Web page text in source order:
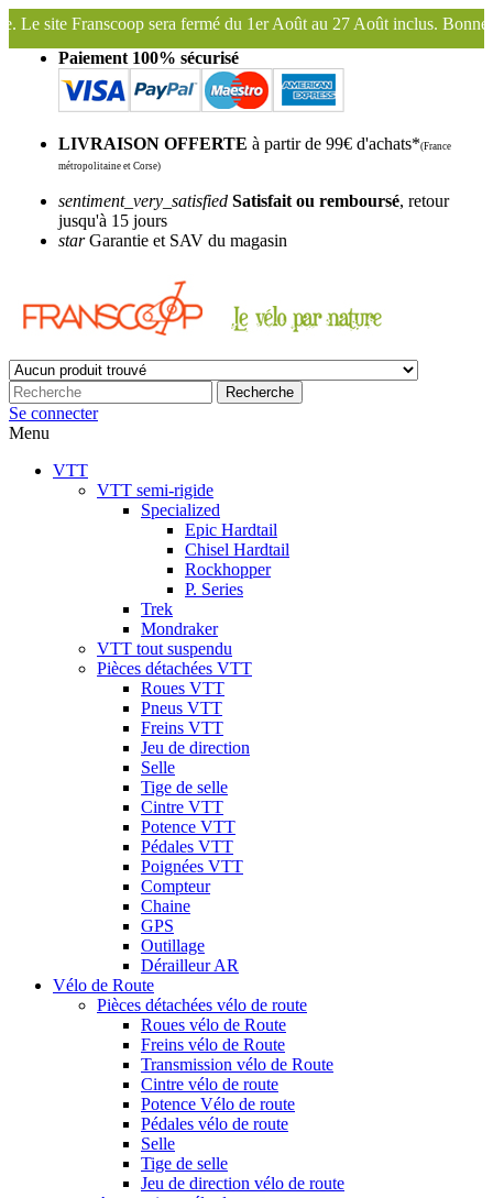
du 1er Août au 27 Août inclus. Bonnes vacances !
Franscoop, le
Paiement 100% sécurisé
LIVRAISON OFFERTE à partir de 99€ d'achats*(France
métropolitaine et Corse)
sentiment_very_satisfied Satisfait ou remboursé, retour
jusqu'à 15 jours
starGarantie et SAV du magasin
Recherche
Se connecter
Menu
VTT
VTT semi-rigide
Specialized
Epic Hardtail
Chisel Hardtail
Rockhopper
P. Series
Trek
Mondraker
VTT tout suspendu
Pièces détachées VTT
Roues VTT
Pneus VTT
Freins VTT
Jeu de direction
Selle
Tige de selle
Cintre VTT
Potence VTT
Pédales VTT
Poignées VTT
Compteur
Chaine
GPS
Outillage
Dérailleur AR
Vélo de Route
Pièces détachées vélo de route
Roues vélo de Route
Freins vélo de Route
Transmission vélo de Route
Cintre vélo de route
Potence Vélo de route
Pédales vélo de route
Selle
Tige de selle
Jeu de direction vélo de route